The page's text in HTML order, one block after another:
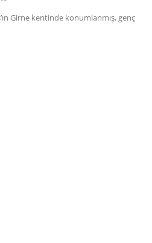
Girne kentinde konumlanmış, genç